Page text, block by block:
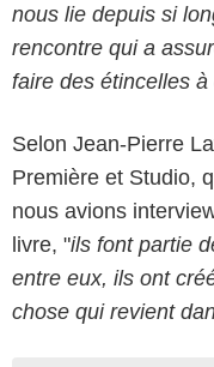
nous lie depuis si
rencontre qui a
faire des étincelles
Selon Jean-Pierre
Première et Studio,
nous avions
livre, "ils font partie
entre eux, ils ont
chose qui revient